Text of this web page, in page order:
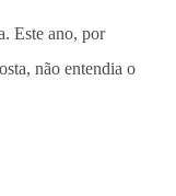
Este ano, por
não entendia o